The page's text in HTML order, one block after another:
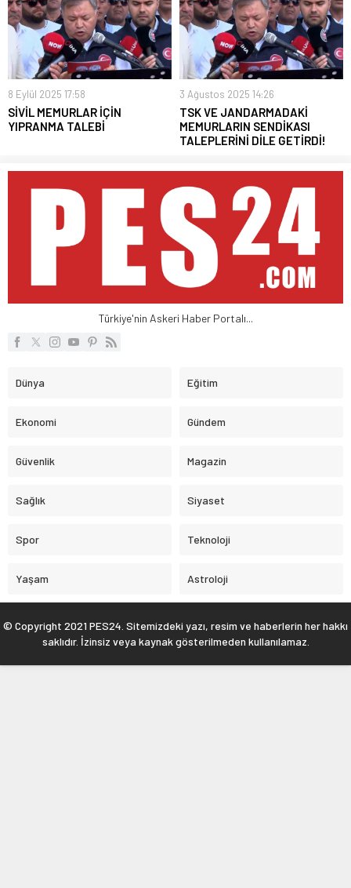
8 Eylül 2025 17:58
SİVİL MEMURLAR İÇİN
YIPRANMA TALEBİ
3 Ağustos 2025 14:26
TSK VE JANDARMADAKİ
MEMURLARIN SENDİKASI
TALEPLERİNİ DİLE GETİRDİ!
Türkiye'nin Askeri Haber Portalı...
Dünya Eğitim
Ekonomi Gündem
Güvenlik Magazin
Sağlık Siyaset
Spor Teknoloji
Yaşam Astroloji
© Copyright 2021 PES24. Sitemizdeki yazı, resim ve haberlerin her hakkı
saklıdır. İzinsiz veya kaynak gösterilmeden kullanılamaz.